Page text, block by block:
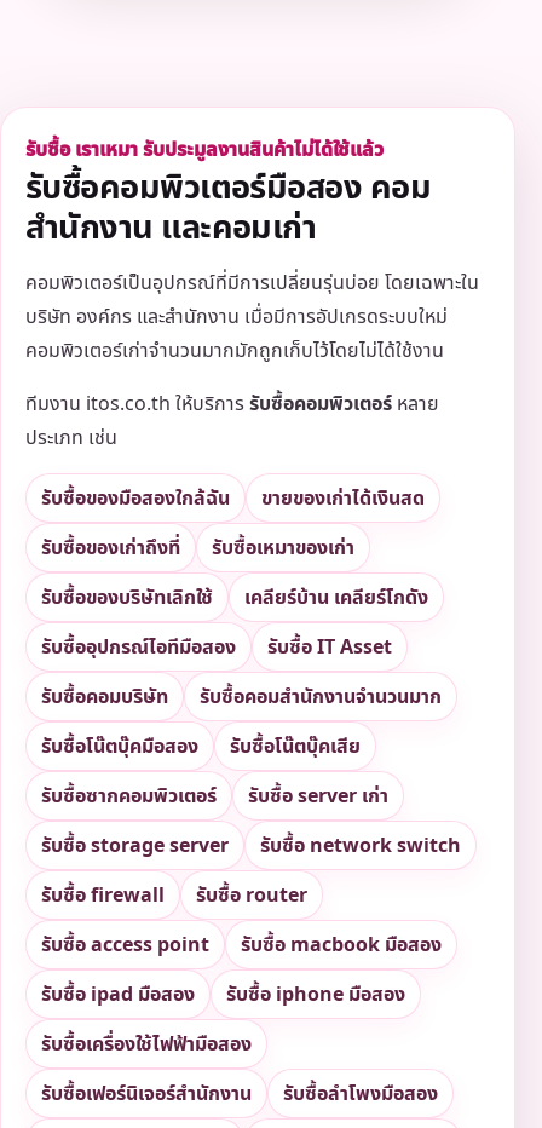
รับซื้อ เราเหมา รับประมูลงานสินค้าไม่ได้ใช้แล้ว
รับซื้อคอมพิวเตอร์มือสอง คอม
สำนักงาน และคอมเก่า
คอมพิวเตอร์เป็นอุปกรณ์ที่มีการเปลี่ยนรุ่นบ่อย โดยเฉพาะใน
บริษัท องค์กร และสำนักงาน เมื่อมีการอัปเกรดระบบใหม่
คอมพิวเตอร์เก่าจำนวนมากมักถูกเก็บไว้โดยไม่ได้ใช้งาน
ทีมงาน itos.co.th ให้บริการรับซื้อคอมพิวเตอร์ หลาย
ประเภท เช่น
รับซื้อของมือสองใกล้ฉัน
ขายของเก่าได้เงินสด
รับซื้อของเก่าถึงที่
รับซื้อเหมาของเก่า
รับซื้อของบริษัทเลิกใช้
เคลียร์บ้าน เคลียร์โกดัง
รับซื้ออุปกรณ์ไอทีมือสอง
รับซื้อ IT Asset
รับซื้อคอมบริษัท
รับซื้อคอมสำนักงานจำนวนมาก
รับซื้อโน๊ตบุ๊คมือสอง
รับซื้อโน๊ตบุ๊คเสีย
รับซื้อซากคอมพิวเตอร์
รับซื้อ server เก่า
รับซื้อ storage server
รับซื้อ network switch
รับซื้อ firewall
รับซื้อ router
รับซื้อ access point
รับซื้อ macbook มือสอง
รับซื้อ ipad มือสอง
รับซื้อ iphone มือสอง
รับซื้อเครื่องใช้ไฟฟ้ามือสอง
รับซื้อเฟอร์นิเจอร์สำนักงาน
รับซื้อลำโพงมือสอง